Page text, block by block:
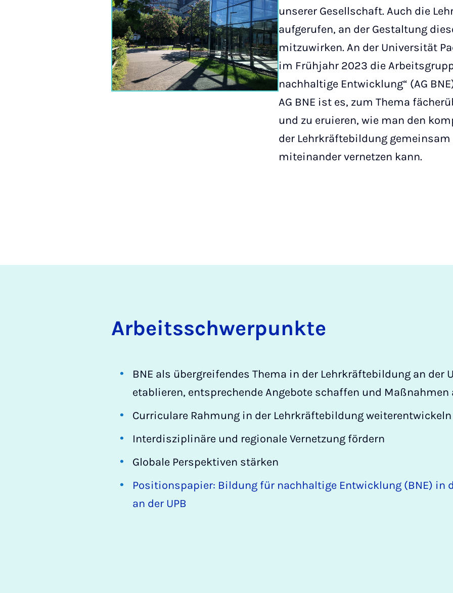
unserer Gesellschaft. Auch die
aufgerufen, an der Gestaltung
mitzuwirken. An der Universität
im Frühjahr 2023 die
nachhaltige Entwicklung“ (AG
AG BNE ist es, zum Thema
und zu eruieren, wie man den
der Lehrkräftebildung
miteinander vernetzen kann.
Ar­beits­schwer­punk­te
BNE als übergreifendes Thema in der Lehrkräftebildung an der
etablieren, entsprechende Angebote schaffen und Maßnahmen
Curriculare Rahmung in der Lehrkräftebildung weiterentwickeln
Interdisziplinäre und regionale Vernetzung fördern
Globale Perspektiven stärken
Positionspapier: Bildung für nachhaltige Entwicklung (BNE) in
an der UPB